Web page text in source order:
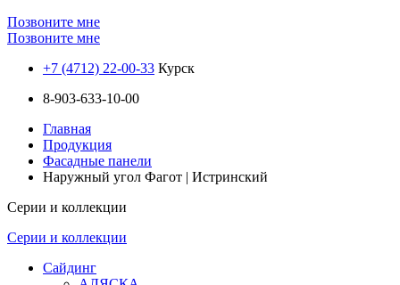
Позвоните мне
Позвоните мне
+7 (4712) 22-00-33 Курск
8-903-633-10-00
Главная
Продукция
Фасадные панели
Наружный угол Фагот | Истринский
Серии и коллекции
Серии и коллекции
Сайдинг